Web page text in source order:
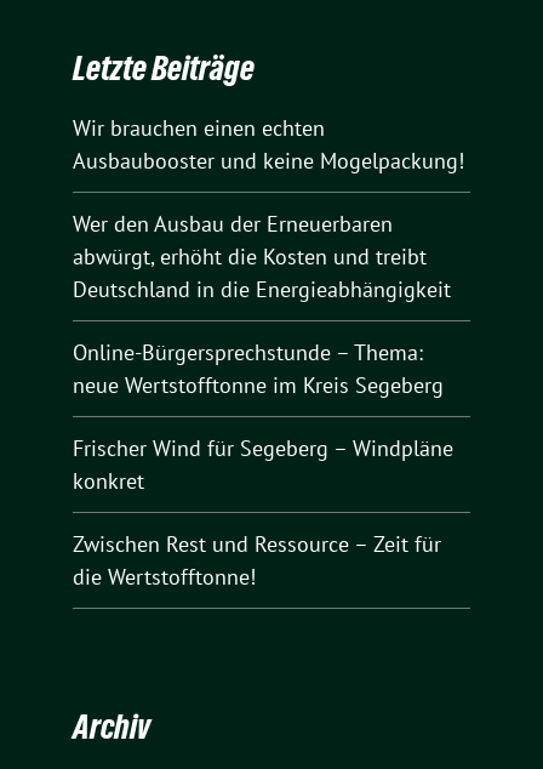
Letzte Beiträge
Wir brauchen einen echten
Ausbaubooster und keine Mogelpackung!
Wer den Ausbau der Erneuerbaren
abwürgt, erhöht die Kosten und treibt
Deutschland in die Energieabhängigkeit
Online-Bürgersprechstunde – Thema:
neue Wertstofftonne im Kreis Segeberg
Frischer Wind für Segeberg – Windpläne
konkret
Zwischen Rest und Ressource – Zeit für
die Wertstofftonne!
Archiv